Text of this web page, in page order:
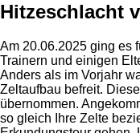
Hitzeschlacht
Am 20.06.2025 ging es
Trainern und einigen
Anders als im Vorjahr
Zeltaufbau befreit.
übernommen.
so gleich Ihre Zelte